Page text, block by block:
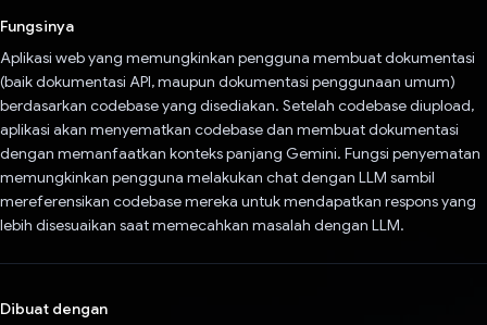
Fungsinya
Aplikasi web yang memungkinkan pengguna membuat dokumentasi
(baik dokumentasi API, maupun dokumentasi penggunaan umum)
berdasarkan codebase yang disediakan. Setelah codebase diupload,
aplikasi akan menyematkan codebase dan membuat dokumentasi
dengan memanfaatkan konteks panjang Gemini. Fungsi penyematan
memungkinkan pengguna melakukan chat dengan LLM sambil
mereferensikan codebase mereka untuk mendapatkan respons yang
lebih disesuaikan saat memecahkan masalah dengan LLM.
Dibuat dengan